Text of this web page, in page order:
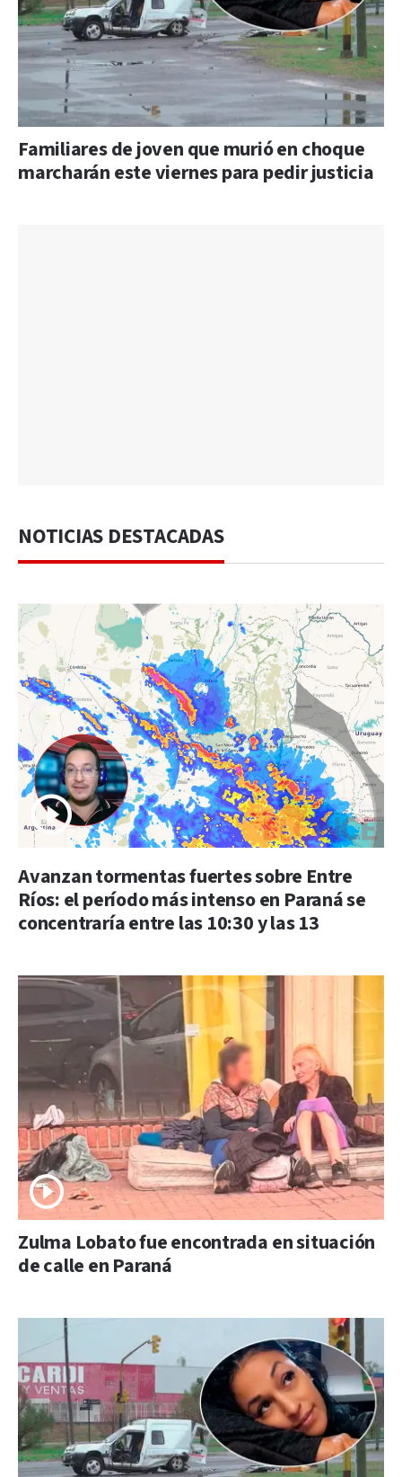
Familiares de joven que murió en choque
marcharán este viernes para pedir justicia
NOTICIAS DESTACADAS
Avanzan tormentas fuertes sobre Entre
Ríos: el período más intenso en Paraná se
concentraría entre las 10:30 y las 13
Zulma Lobato fue encontrada en situación
de calle en Paraná